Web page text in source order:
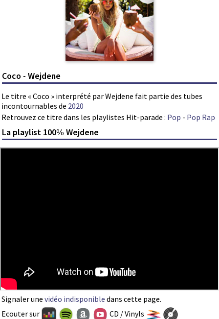
Coco - Wejdene
Le titre « Coco » interprété par Wejdene fait partie des tubes
incontournables de 2020
Retrouvez ce titre dans les playlistes Hit-parade : Pop - Pop Rap
La playlist 100% Wejdene
Signaler une vidéo indisponible dans cette page.
Ecouter sur
CD / Vinyls